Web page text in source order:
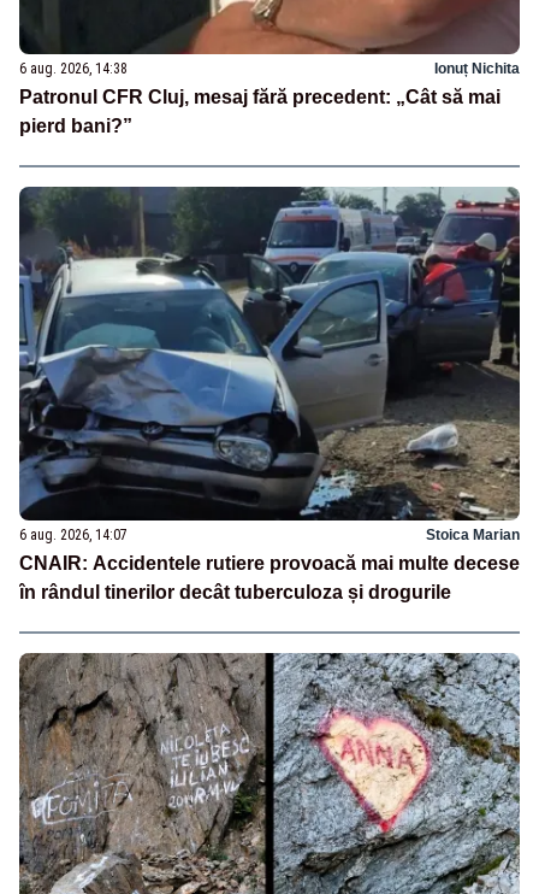
6 aug. 2026, 14:38 Ionuț Nichita
Patronul CFR Cluj, mesaj fără precedent: „Cât să mai
pierd bani?”
6 aug. 2026, 14:07 Stoica Marian
CNAIR: Accidentele rutiere provoacă mai multe decese
în rândul tinerilor decât tuberculoza și drogurile